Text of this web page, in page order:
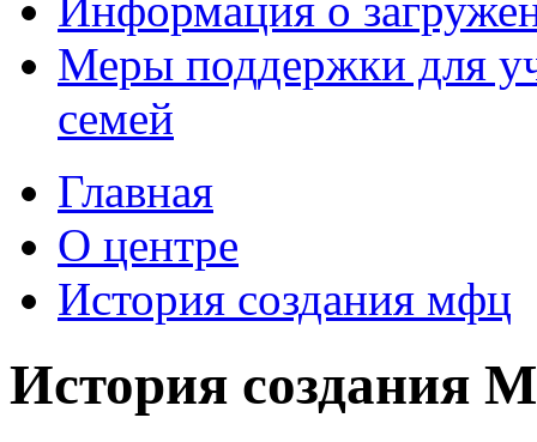
Информация о
Меры поддержки для
семей
Главная
О центре
История создания мфц
История создания